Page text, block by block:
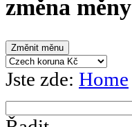
změna měny
Jste zde: Home